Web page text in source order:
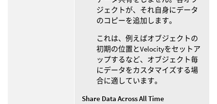
ジェクトが、それ自身にデータ
のコピーを追加します。
これは、例えばオブジェクトの
初期の位置とVelocityをセットア
ップするなど、オブジェクト毎
にデータをカスタマイズする場
合に適しています。
Share Data Across All Time